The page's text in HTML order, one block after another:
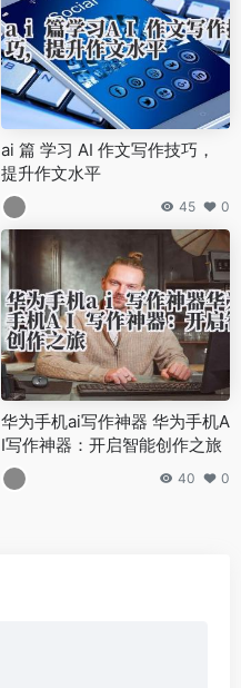
ai 篇 学习 AI 作文写作技巧，
提升作文水平
45 0
华为手机ai写作神器 华为手机A
I写作神器：开启智能创作之旅
40 0